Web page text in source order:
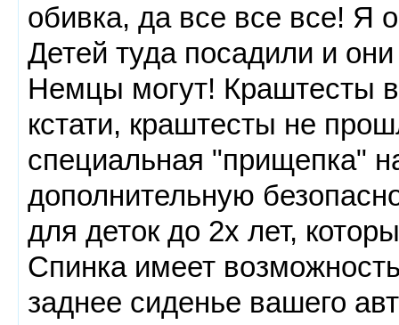
обивка, да все все все! Я
Детей туда посадили и
Немцы могут! Краштесты
кстати, краштесты не
специальная "прищепка"
дополнительную
для деток до 2х лет,
Спинка имеет
заднее сиденье вашего